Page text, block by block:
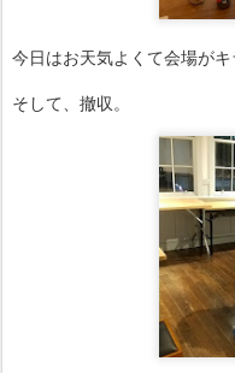
今日はお天気よくて会場がキ
そして、撤収。